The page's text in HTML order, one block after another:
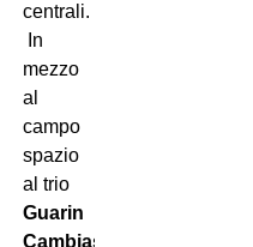
centrali.
In
mezzo
al
campo
spazio
al trio
Guarin
Cambiasso